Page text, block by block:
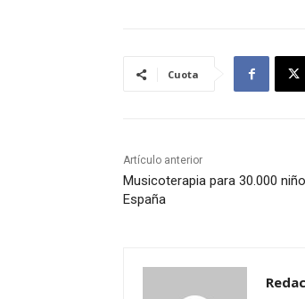
Cuota
Artículo anterior
Musicoterapia para 30.000
España